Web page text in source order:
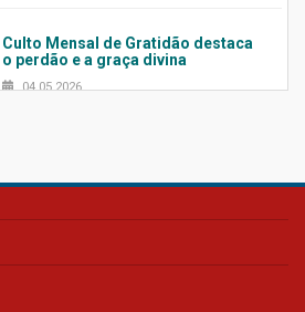
Culto Mensal de Gratidão destaca
o perdão e a graça divina
04.05.2026
Confira como foi o culto mensal